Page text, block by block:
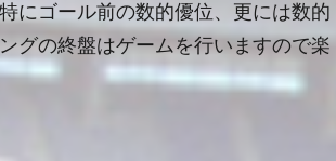
にゴール前の数的優位、更には数的
グの終盤はゲームを行いますので楽